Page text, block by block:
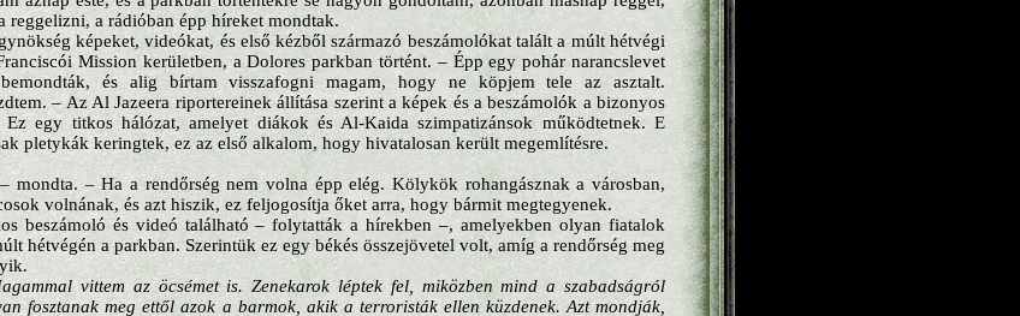
reggelizni, a rádióban épp híreket mondtak.
képeket, videókat, és első kézből származó beszámolókat talált a múlt hétvégi
Mission kerületben, a Dolores parkban történt. – Épp egy pohár narancslevet
és alig bírtam visszafogni magam, hogy ne köpjem tele az asztalt.
– Az Al Jazeera riportereinek állítása szerint a képek és a beszámolók a bizonyos
egy titkos hálózat, amelyet diákok és Al-Kaida szimpatizánsok működtetnek. E
pletykák keringtek, ez az első alkalom, hogy hivatalosan került megemlítésre.
mondta. – Ha a rendőrség nem volna épp elég. Kölykök rohangásznak a városban,
volnának, és azt hiszik, ez feljogosítja őket arra, hogy bármit megtegyenek.
beszámoló és videó található – folytatták a hírekben –, amelyekben olyan fiatalok
hétvégén a parkban. Szerintük ez egy békés összejövetel volt, amíg a rendőrség meg
vittem az öcsémet is. Zenekarok léptek fel, miközben mind a szabadságról
fosztanak meg ettől azok a barmok, akik a terroristák ellen küzdenek. Azt mondják,